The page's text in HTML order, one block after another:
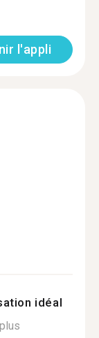
l'appli
idéal